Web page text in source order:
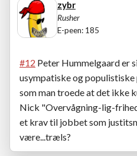
zybr
Rusher
E-peen: 185
#12 Peter Hummelgaard er
usympatiske og
som man troede at det ikke
Nick "Overvågning-lig-
et krav til jobbet som
være...træls?